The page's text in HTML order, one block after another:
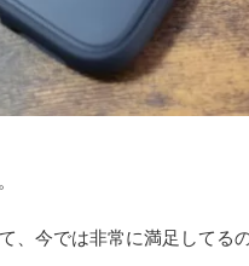
、今では非常に満足してる